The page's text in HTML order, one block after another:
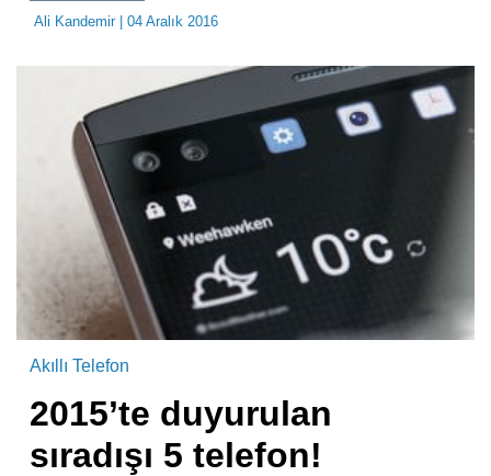
Ali Kandemir| 04 Aralık 2016
Akıllı Telefon
2015’te duyurulan
sıradışı 5 telefon!